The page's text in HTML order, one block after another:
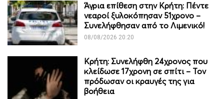
Άγρια επίθεση στην Κρήτη: Πέντε
νεαροί ξυλοκόπησαν 51χρονο –
Συνελήφθησαν από το Λιμενικό!
08/08/2026 20:20
Κρήτη: Συνελήφθη 24χρονος που
κλείδωσε 17χρονη σε σπίτι – Τον
πρόδωσαν οι κραυγές της για
βοήθεια